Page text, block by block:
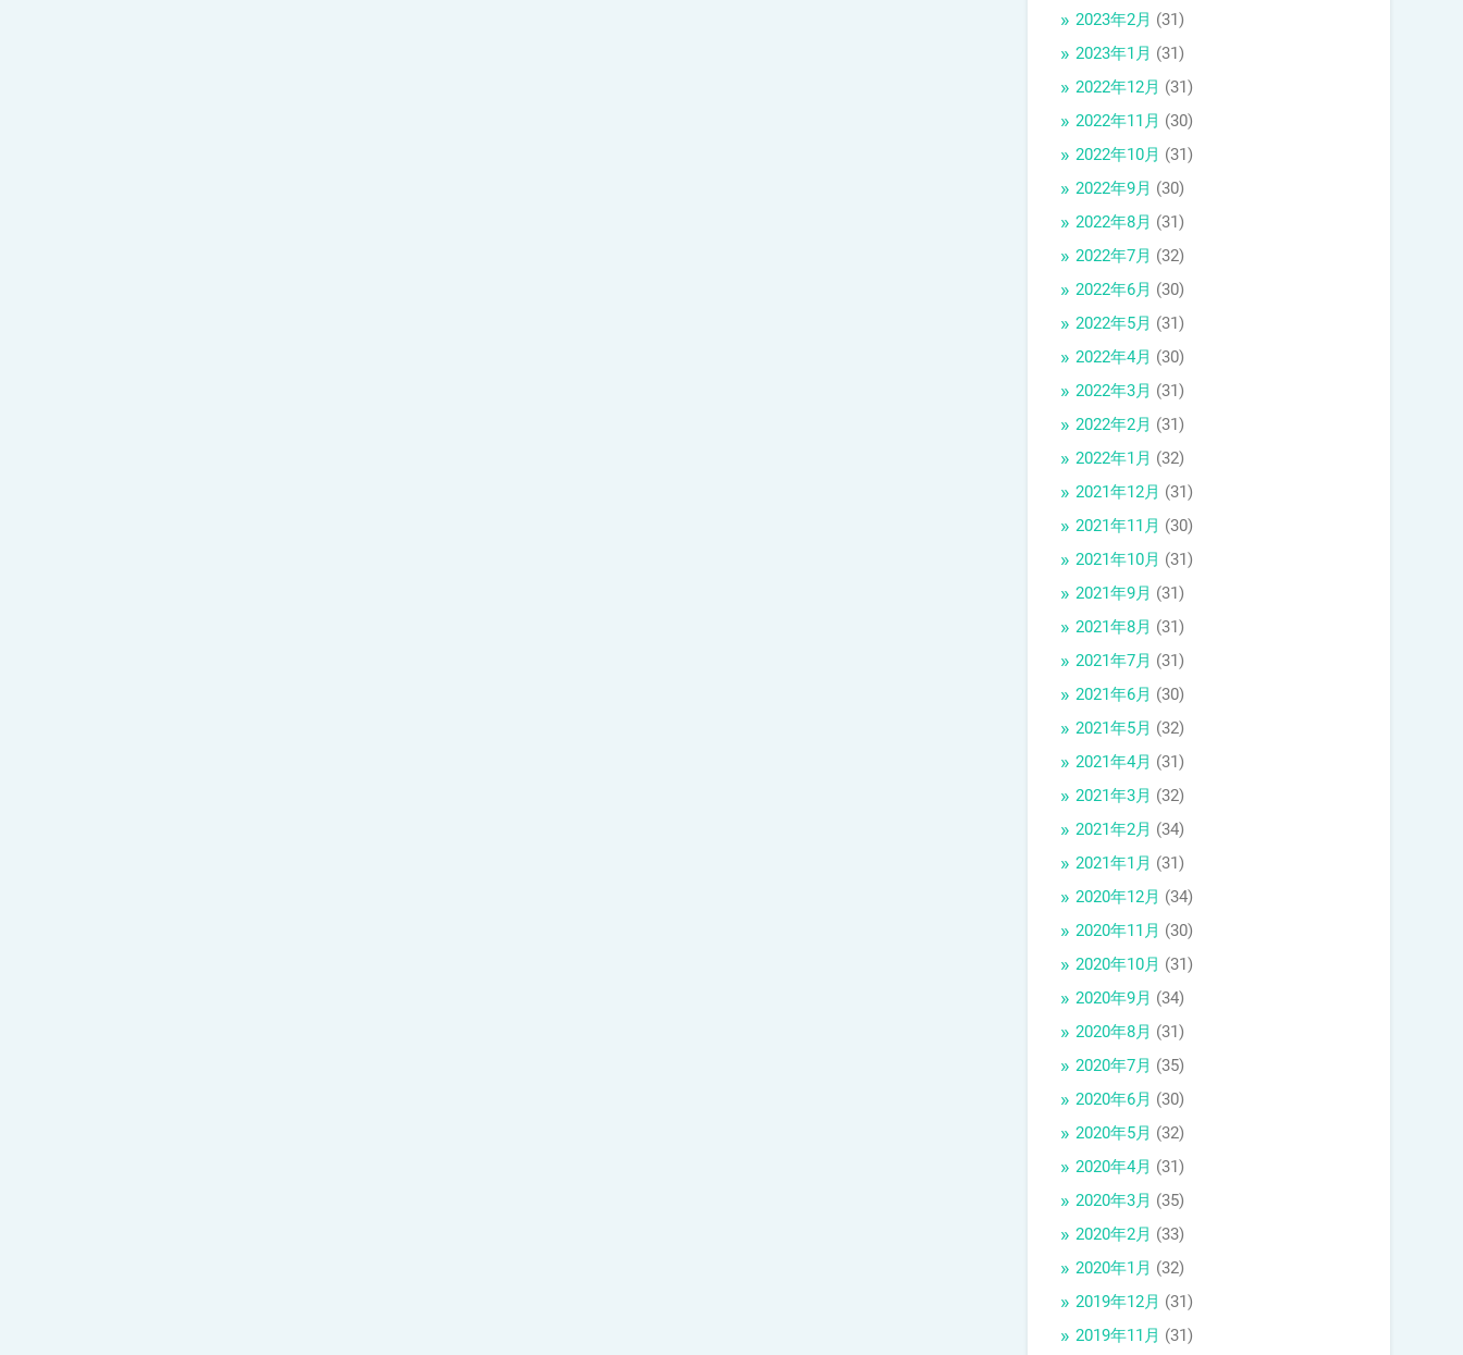
2023年2月 (31)
2023年1月 (31)
2022年12月 (31)
2022年11月 (30)
2022年10月 (31)
2022年9月 (30)
2022年8月 (31)
2022年7月 (32)
2022年6月 (30)
2022年5月 (31)
2022年4月 (30)
2022年3月 (31)
2022年2月 (31)
2022年1月 (32)
2021年12月 (31)
2021年11月 (30)
2021年10月 (31)
2021年9月 (31)
2021年8月 (31)
2021年7月 (31)
2021年6月 (30)
2021年5月 (32)
2021年4月 (31)
2021年3月 (32)
2021年2月 (34)
2021年1月 (31)
2020年12月 (34)
2020年11月 (30)
2020年10月 (31)
2020年9月 (34)
2020年8月 (31)
2020年7月 (35)
2020年6月 (30)
2020年5月 (32)
2020年4月 (31)
2020年3月 (35)
2020年2月 (33)
2020年1月 (32)
2019年12月 (31)
2019年11月 (31)